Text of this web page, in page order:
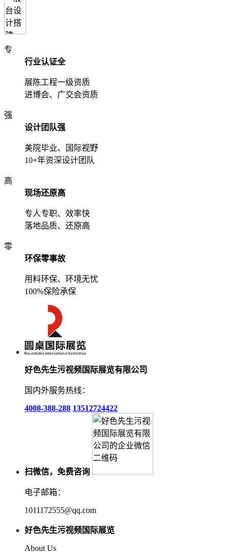
专
行业认证全
展陈工程一级资质
进博会、广交会资质
强
设计团队强
美院毕业、国际视野
10+年资深设计团队
高
现场还原高
专人专职、效率快
落地品质、还原高
零
环保零事故
用料环保、环境无忧
100%保险承保
好色先生污视频国际展览有限公司
国内外服务热线：
4008-388-288 13512724422
扫微信，免费咨询
电子邮箱：
1011172555@qq.com
好色先生污视频国际展览
About Us